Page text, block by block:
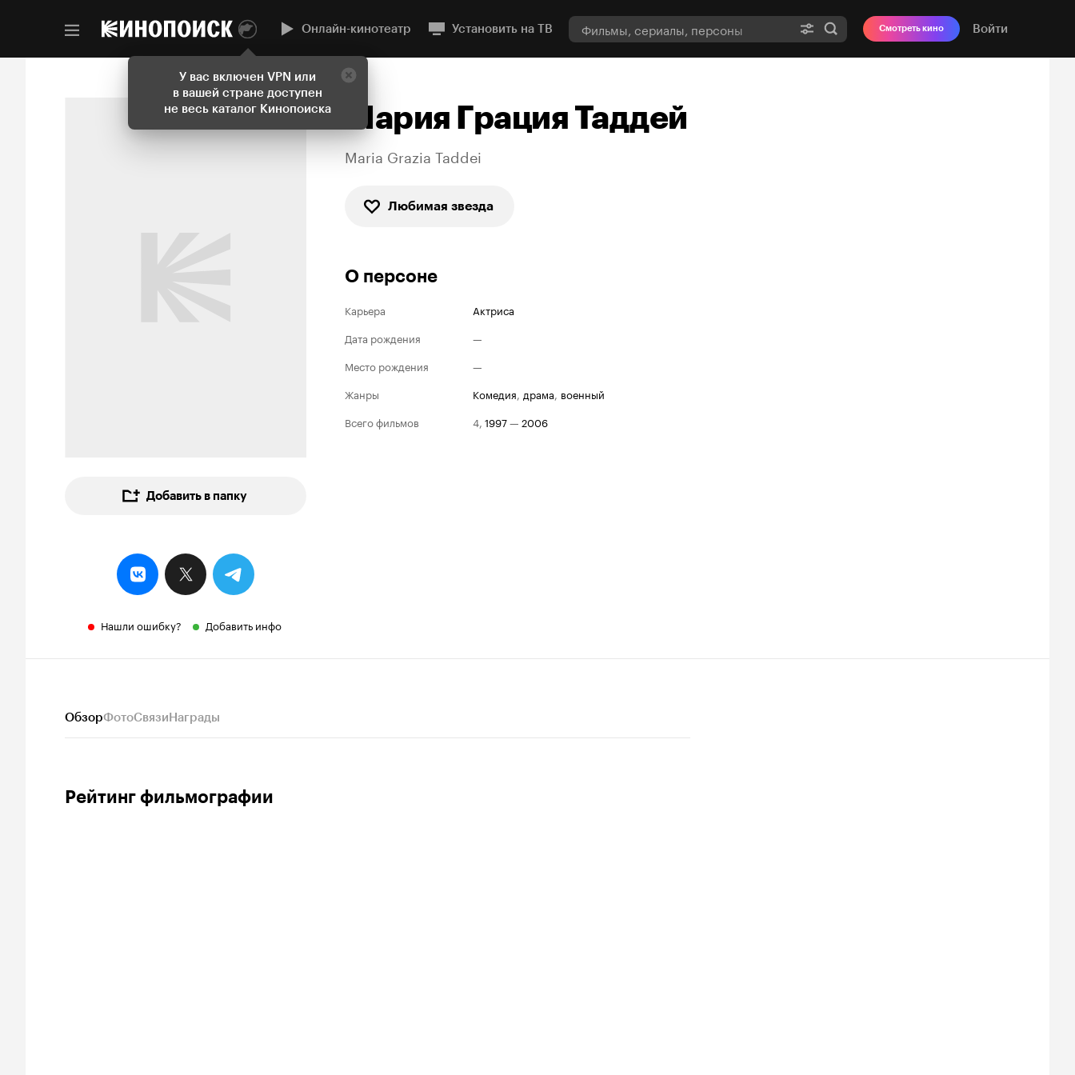
У вас включен VPN или
в вашей стране доступен
не весь каталог Кинопоиска
Онлайн-кинотеатр Установить на ТВ Смотреть кино Войти
Добавить в папку
Нашли ошибку? Добавить инфо
Мария Грация Таддей
Maria Grazia Taddei
Любимая звезда
О персоне
Карьера
Актриса
Дата рождения
—
Место рождения
—
Жанры
комедия, драма, военный
Всего фильмов
4, 1997— 2006
ОбзорФотоСвязиНаграды
Рейтинг фильмографии